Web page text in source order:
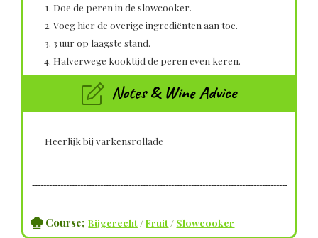
Doe de peren in de slowcooker.
Voeg hier de overige ingrediënten aan toe.
3 uur op laagste stand.
Halverwege kooktijd de peren even keren.
Notes & Wine Advice
Heerlijk bij varkensrollade
------------------------------------------------------------------------------------------
--------
Course; Bijgerecht /Fruit / Slowcooker